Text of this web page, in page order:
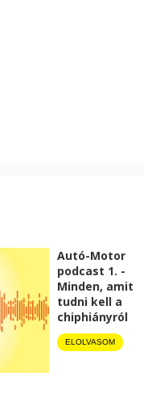
Autó-Motor
podcast 1. -
Minden, amit
tudni kell a
chiphiányról
ELOLVASOM